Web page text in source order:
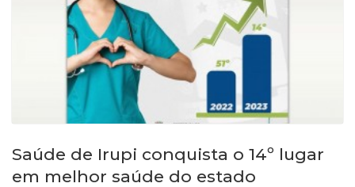
Saúde de Irupi conquista o 14º lugar
em melhor saúde do estado